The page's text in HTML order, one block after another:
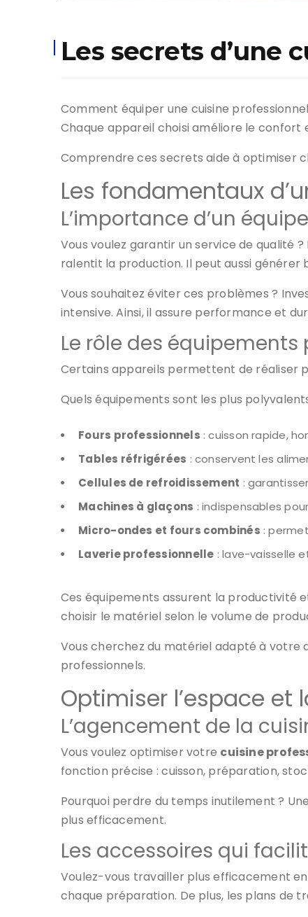
Les secrets d’une
Comment équiper une cuisine
Chaque appareil choisi améliore le confort
Comprendre ces secrets aide à optimiser
Les fondamentaux
L’importance d’un
Vous voulez garantir un service de qualité
ralentit la production. Il peut aussi générer
Vous souhaitez éviter ces problèmes ?
intensive. Ainsi, il assure performance et
Le rôle des
Certains appareils permettent de réaliser
Quels équipements sont les plus
Fours professionnels : cuisson rapide,
Tables réfrigérées : conservent les
Cellules de refroidissement :
Machines à glaçons : indispensables
Micro-ondes et fours combinés :
Laverie professionnelle : lave-vaisselle
Ces équipements assurent la productivité
choisir le matériel selon le volume de
Vous cherchez du matériel adapté à votre
professionnels.
Optimiser l’espace et
L’agencement de la
Vous voulez optimiser votre cuisine
fonction précise : cuisson, préparation,
Pourquoi perdre du temps inutilement ?
plus efficacement.
Les accessoires qui
Voulez-vous travailler plus efficacement
chaque préparation. De plus, les plans de